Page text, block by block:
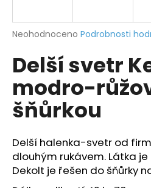
Průměrné
produktu
je
5
hvězdiček.
Neohodnoceno Podrobnosti
Delší svetr
modro-
šňůrkou
Delší halenka-svetr od
dlouhým rukávem. Látka
Dekolt je řešen do šňůrky
j
t
?
HLEDAT